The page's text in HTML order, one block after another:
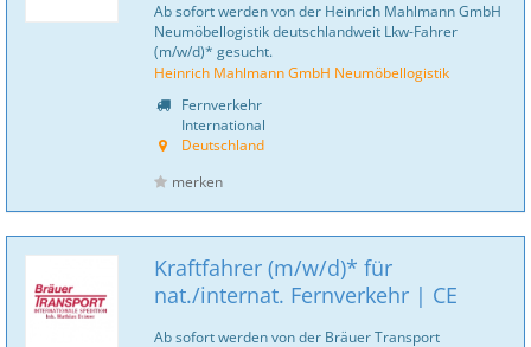
Ab sofort werden von der Heinrich Mahlmann GmbH
Neumöbellogistik deutschlandweit Lkw-Fahrer
(m/w/d)* gesucht.
Heinrich Mahlmann GmbH Neumöbellogistik
Fernverkehr
International
Deutschland
merken
Kraftfahrer (m/w/d)* für
nat./internat. Fernverkehr | CE
Ab sofort werden von der Bräuer Transport